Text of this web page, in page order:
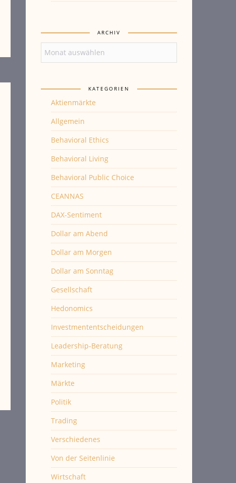
ARCHIV
KATEGORIEN
Aktienmärkte
Allgemein
Behavioral Ethics
Behavioral Living
Behavioral Public Choice
CEANNAS
DAX-Sentiment
Dollar am Abend
Dollar am Morgen
Dollar am Sonntag
Gesellschaft
Hedonomics
Investmententscheidungen
Leadership-Beratung
Marketing
Märkte
Politik
Trading
Verschiedenes
Von der Seitenlinie
Wirtschaft